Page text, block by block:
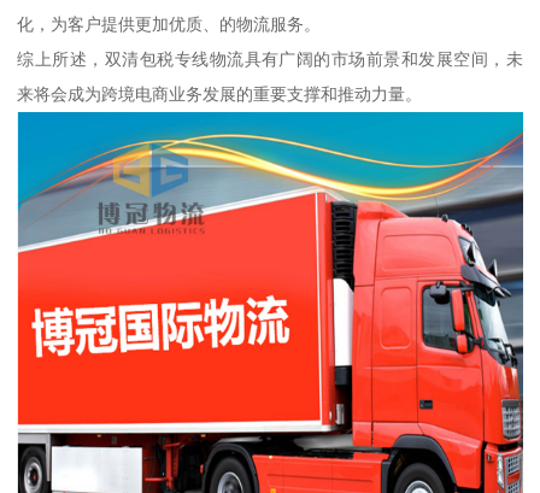
化，为客户提供更加优质、的物流服务。
综上所述，双清包税专线物流具有广阔的市场前景和发展空间，未
来将会成为跨境电商业务发展的重要支撑和推动力量。